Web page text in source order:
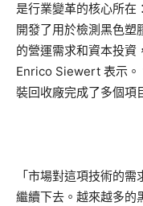
是行業變革的核心所在
開發了用於檢測黑色塑
的營運需求和資本投資
Enrico Siewert 表示。
裝回收廠完成了多個項
「市場對這項技術的
繼續下去。越來越多的